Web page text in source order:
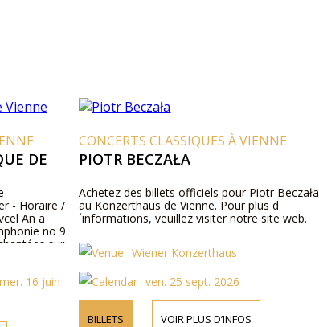
DE
-
- Horaire /
An a
no 9
sur
Friedrich
16 juin
CONCERTS CLASSIQUES À VIENNE
PIOTR BECZAŁA
Achetez des billets officiels pour Piotr Beczała
au Konzerthaus de Vienne. Pour plus d
´informations, veuillez visiter notre site web.
Wiener Konzerthaus
ven. 25 sept. 2026
BILLETS VOIR PLUS D’INFOS